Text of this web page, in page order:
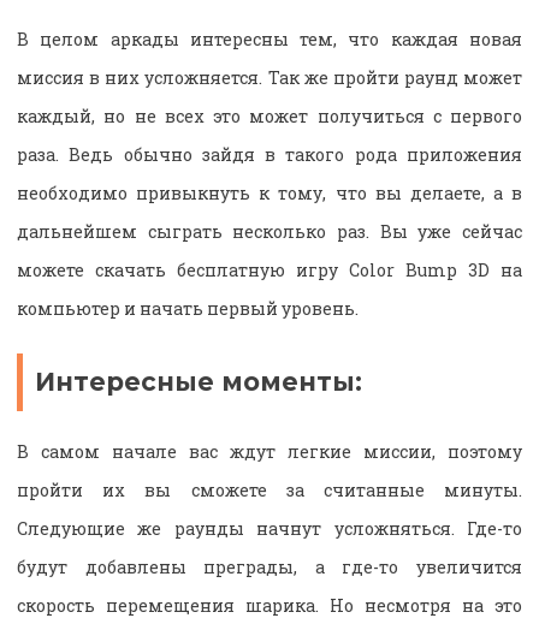
В целом аркады интересны тем, что каждая новая
миссия в них усложняется. Так же пройти раунд может
каждый, но не всех это может получиться с первого
раза. Ведь обычно зайдя в такого рода приложения
необходимо привыкнуть к тому, что вы делаете, а в
дальнейшем сыграть несколько раз. Вы уже сейчас
можете скачать бесплатную игру Color Bump 3D на
компьютер и начать первый уровень.
Интересные моменты:
В самом начале вас ждут легкие миссии, поэтому
пройти их вы сможете за считанные минуты.
Следующие же раунды начнут усложняться. Где-то
будут добавлены преграды, а где-то увеличится
скорость перемещения шарика. Но несмотря на это